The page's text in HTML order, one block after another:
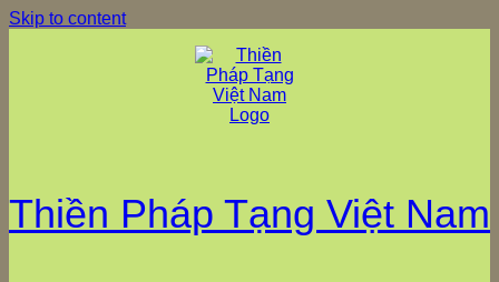
Skip to content
Thiền Pháp Tạng Việt Nam